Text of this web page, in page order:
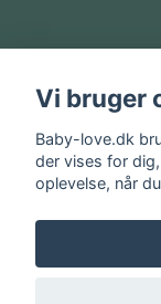
Instagram
Vi bruger
Baby-love.dk
der vises for
oplevelse, når